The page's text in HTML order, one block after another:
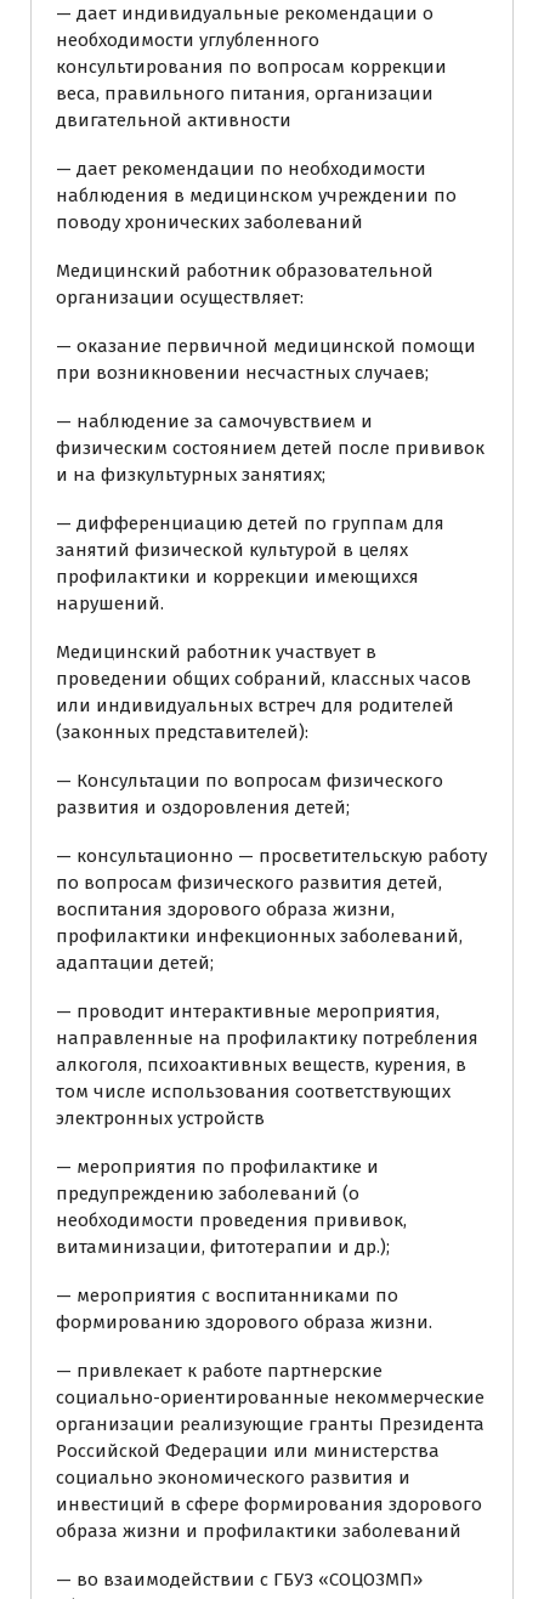
— дает индивидуальные рекомендации о
необходимости углубленного
консультирования по вопросам коррекции
веса, правильного питания, организации
двигательной активности
— дает рекомендации по необходимости
наблюдения в медицинском учреждении по
поводу хронических заболеваний
Медицинский работник образовательной
организации осуществляет:
— оказание первичной медицинской помощи
при возникновении несчастных случаев;
— наблюдение за самочувствием и
физическим состоянием детей после прививок
и на физкультурных занятиях;
— дифференциацию детей по группам для
занятий физической культурой в целях
профилактики и коррекции имеющихся
нарушений.
Медицинский работник участвует в
проведении общих собраний, классных часов
или индивидуальных встреч для родителей
(законных представителей):
— Консультации по вопросам физического
развития и оздоровления детей;
— консультационно — просветительскую работу
по вопросам физического развития детей,
воспитания здорового образа жизни,
профилактики инфекционных заболеваний,
адаптации детей;
— проводит интерактивные мероприятия,
направленные на профилактику потребления
алкоголя, психоактивных веществ, курения, в
том числе использования соответствующих
электронных устройств
— мероприятия по профилактике и
предупреждению заболеваний (о
необходимости проведения прививок,
витаминизации, фитотерапии и др.);
— мероприятия с воспитанниками по
формированию здорового образа жизни.
— привлекает к работе партнерские
социально-ориентированные некоммерческие
организации реализующие гранты Президента
Российской Федерации или министерства
социально экономического развития и
инвестиций в сфере формирования здорового
образа жизни и профилактики заболеваний
— во взаимодействии с ГБУЗ «СОЦОЗМП»